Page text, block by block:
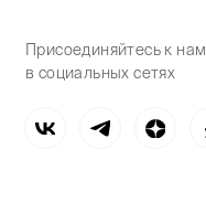
Присоединяйтесь к нам
в социальных сетях